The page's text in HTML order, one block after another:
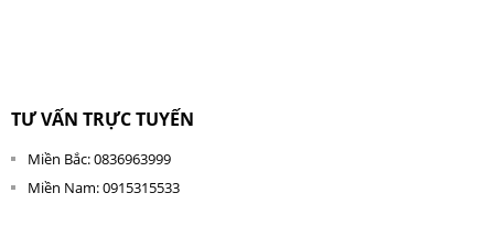
TƯ VẤN TRỰC TUYẾN
Miền Bắc: 0836963999
Miền Nam: 0915315533